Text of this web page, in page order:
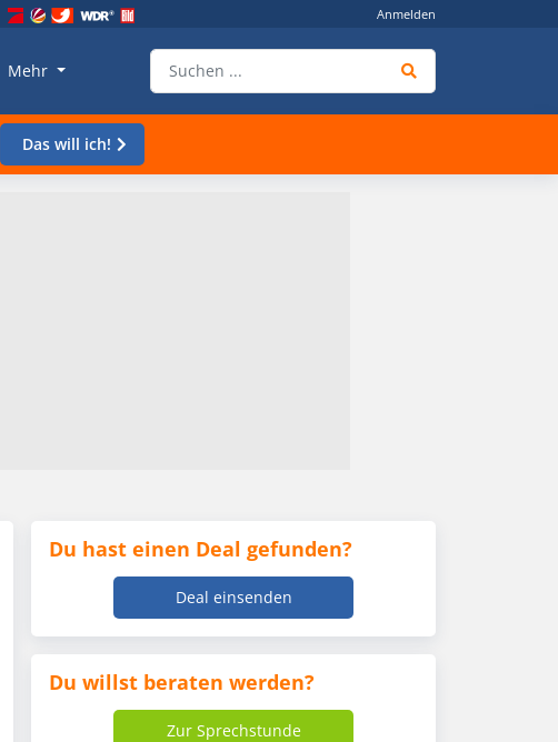
Anmelden
Mehr
Das will ich!
Du hast einen Deal gefunden?
Deal einsenden
Du willst beraten werden?
Zur Sprechstunde